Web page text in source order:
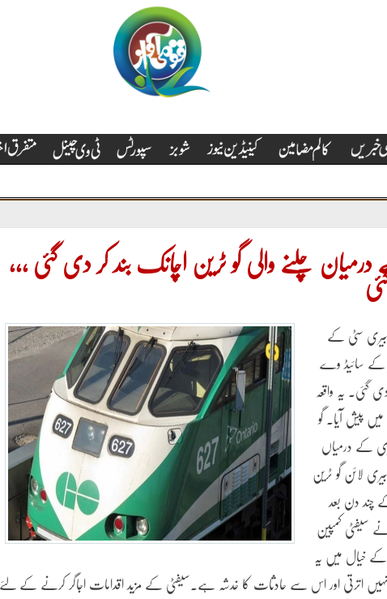
درمیان چلنے والی گو ٹرین اچانک بند کر دی گئی ،،،
بیری سٹی کے
کے سائیڈ وے
یہ واقعہ
میں پیش آیا۔ گو
کے درمیاں
لائن گو ٹرین
چند دن بعد
سیفٹی کمپین
کے خیال میں یہ
نہیں اترتی اور اس سے حادثات کا خدشہ ہے۔سیفٹی کے مزید اقدامات اجاگر کرنے کے لئے